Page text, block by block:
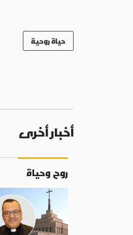
حياة روحية
أخبار أخرى
روح وحياة